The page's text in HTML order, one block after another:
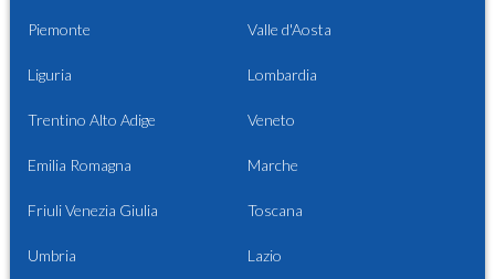
Piemonte Valle d'Aosta
Liguria Lombardia
Trentino Alto Adige Veneto
Emilia Romagna Marche
Friuli Venezia Giulia Toscana
Umbria Lazio